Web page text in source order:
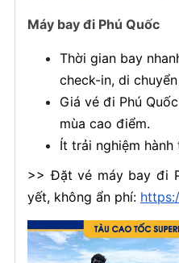
Máy bay đi Phú Quốc
Thời gian bay
check-in, di
Giá vé đi Phú
mùa cao điểm.
Ít trải nghiệm hành
>> Đặt vé máy bay đi
yết, không ẩn phí: